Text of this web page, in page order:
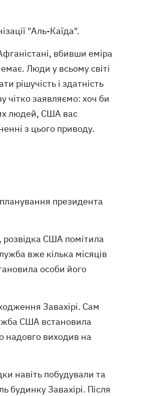
"Аль-Каїда".
вбивши еміра
Люди у всьому світі
рішучість і здатність
чітко заявляємо: хоч би
людей, США вас
з цього приводу.
президента
розвідка США помітила
вже кілька місяців
особи його
Завахірі. Сам
США встановила
надовго виходив на
навіть побудували та
Завахірі. Після